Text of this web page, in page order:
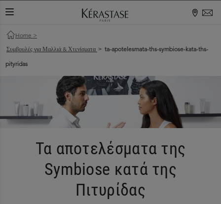
ΕΝΑΛΛΑΓΉ ΠΕΡΙΉΓΗΣΗΣ
Home >
Συμβουλές για Μαλλιά & Χτενίσματα > ta-apotelesmata-ths-symbiose-kata-ths-
pityridas
Τα αποτελέσματα της
Symbiose κατά της
Πιτυρίδας